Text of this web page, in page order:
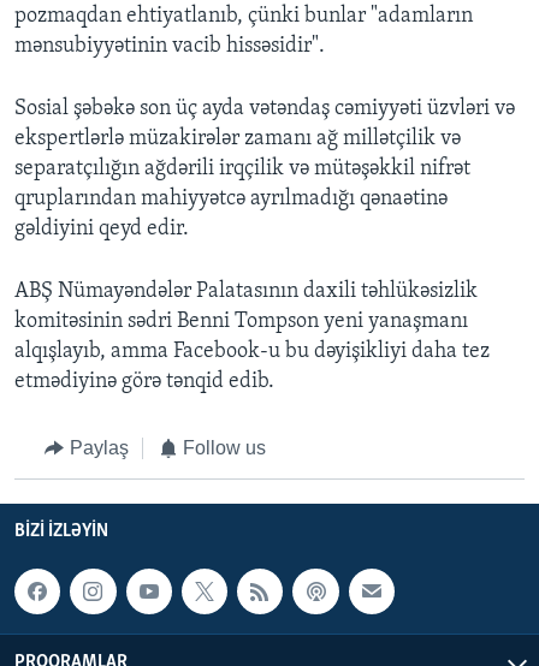
pozmaqdan ehtiyatlanıb, çünki bunlar "adamların
mənsubiyyətinin vacib hissəsidir".
Sosial şəbəkə son üç ayda vətəndaş cəmiyyəti üzvləri və
ekspertlərlə müzakirələr zamanı ağ millətçilik və
separatçılığın ağdərili irqçilik və mütəşəkkil nifrət
qruplarından mahiyyətcə ayrılmadığı qənaətinə
gəldiyini qeyd edir.
ABŞ Nümayəndələr Palatasının daxili təhlükəsizlik
komitəsinin sədri Benni Tompson yeni yanaşmanı
alqışlayıb, amma Facebook-u bu dəyişikliyi daha tez
etmədiyinə görə tənqid edib.
Paylaş Follow us
BIZI IZLƏYIN